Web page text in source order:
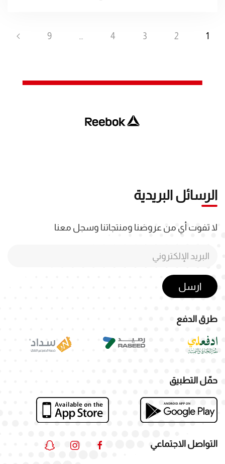
1
2
3
4
…
9
الرسائل البريدية
لا تفوت أي من عروضنا ومنتجاتنا وسجل معنا
ارسل
طرق الدفع
حمّل التطبيق
التواصل الاجتماعي